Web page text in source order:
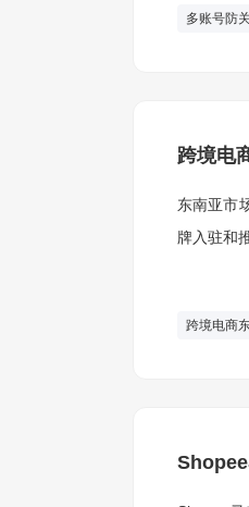
多账号防
跨境电
东南亚市
牌入驻和
跨境电商